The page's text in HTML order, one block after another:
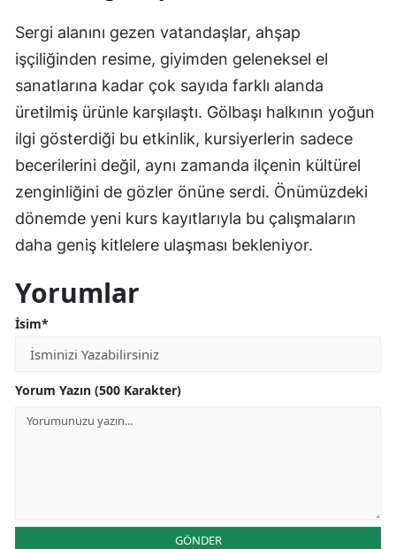
Sergi alanını gezen vatandaşlar, ahşap
işçiliğinden resime, giyimden geleneksel el
sanatlarına kadar çok sayıda farklı alanda
üretilmiş ürünle karşılaştı. Gölbaşı halkının yoğun
ilgi gösterdiği bu etkinlik, kursiyerlerin sadece
becerilerini değil, aynı zamanda ilçenin kültürel
zenginliğini de gözler önüne serdi. Önümüzdeki
dönemde yeni kurs kayıtlarıyla bu çalışmaların
daha geniş kitlelere ulaşması bekleniyor.
Yorumlar
İsim*
Yorum Yazın (500 Karakter)
GÖNDER